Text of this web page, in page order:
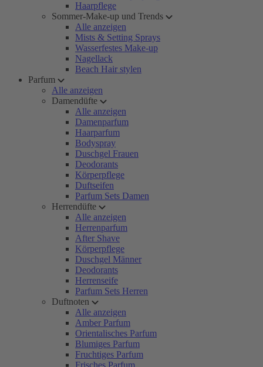
Haarpflege
Sommer-Make-up und Trends
Alle anzeigen
Mists & Setting Sprays
Wasserfestes Make-up
Nagellack
Beach Hair stylen
Parfum
Alle anzeigen
Damendüfte
Alle anzeigen
Damenparfum
Haarparfum
Bodyspray
Duschgel Frauen
Deodorants
Körperpflege
Duftseifen
Parfum Sets Damen
Herrendüfte
Alle anzeigen
Herrenparfum
After Shave
Körperpflege
Duschgel Männer
Deodorants
Herrenseife
Parfum Sets Herren
Duftnoten
Alle anzeigen
Amber Parfum
Orientalisches Parfum
Blumiges Parfum
Fruchtiges Parfum
Frisches Parfum